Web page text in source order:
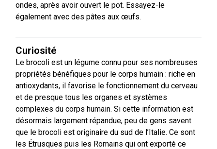
ondes, après avoir ouvert le pot. Essayez-le
également avec des pâtes aux œufs.
Curiosité
Le brocoli est un légume connu pour ses nombreuses
propriétés bénéfiques pour le corps humain : riche en
antioxydants, il favorise le fonctionnement du cerveau
et de presque tous les organes et systèmes
complexes du corps humain. Si cette information est
désormais largement répandue, peu de gens savent
que le brocoli est originaire du sud de l’Italie. Ce sont
les Étrusques puis les Romains qui ont exporté ce